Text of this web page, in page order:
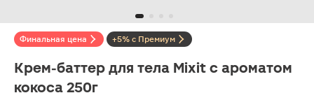
Финальная цена +5% с Премиум
Крем-баттер для тела Mixit с ароматом
кокоса 250г